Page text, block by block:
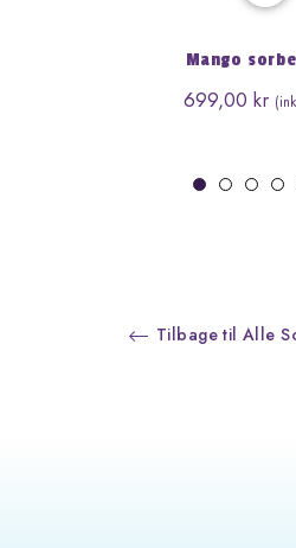
Mango
Normalpris
699,00 kr
Tilbage til Alle